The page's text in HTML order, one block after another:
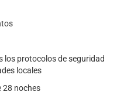
los protocolos de seguridad
locales
28 noches